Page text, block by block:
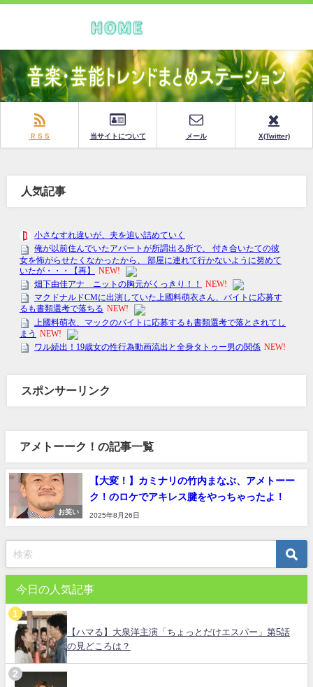
ＲＳＳ 当サイトについて メール X(Twitter)
人気記事
スポンサーリンク
アメトーーク！の記事一覧
お笑い
【大変！】カミナリの竹内まなぶ、アメトーー
ク！のロケでアキレス腱をやっちゃったよ！
2025年8月26日
今日の人気記事
【ハマる】大泉洋主演「ちょっとだけエスパー」第5話
の見どころは？